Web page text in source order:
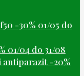
-30% 01/05 do
01/04 do 31/08
-20%